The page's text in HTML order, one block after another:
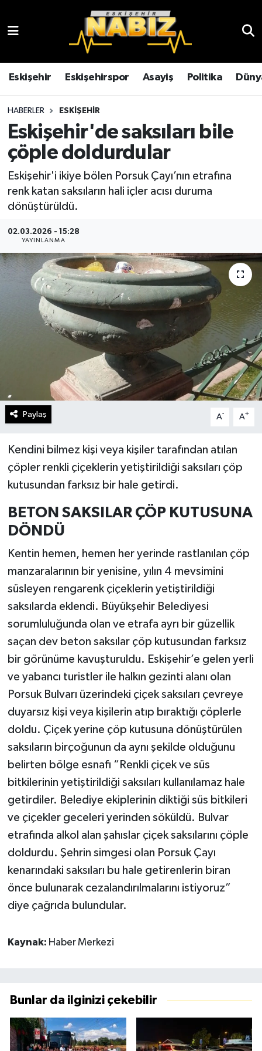
Eskişehir Eskişehirspor Asayiş Politika
HABERLER ESKIŞEHIR
Eskişehir'de saksıları bile
çöple doldurdular
Eskişehir'i ikiye bölen Porsuk Çayı’nın etrafına
renk katan saksıların hali içler acısı duruma
dönüştürüldü.
02.03.2026 - 15:28
YAYINLANMA
Paylaş A- A+
Kendini bilmez kişi veya kişiler tarafından atılan
çöpler renkli çiçeklerin yetiştirildiği saksıları çöp
kutusundan farksız bir hale getirdi.
BETON SAKSILAR ÇÖP KUTUSUNA
DÖNDÜ
Kentin hemen, hemen her yerinde rastlanılan çöp
manzaralarının bir yenisine, yılın 4 mevsimini
süsleyen rengarenk çiçeklerin yetiştirildiği
saksılarda eklendi. Büyükşehir Belediyesi
sorumluluğunda olan ve etrafa ayrı bir güzellik
saçan dev beton saksılar çöp kutusundan farksız
bir görünüme kavuşturuldu. Eskişehir’e gelen yerli
ve yabancı turistler ile halkın gezinti alanı olan
Porsuk Bulvarı üzerindeki çiçek saksıları çevreye
duyarsız kişi veya kişilerin atıp bıraktığı çöplerle
doldu. Çiçek yerine çöp kutusuna dönüştürülen
saksıların birçoğunun da aynı şekilde olduğunu
belirten bölge esnafı “Renkli çiçek ve süs
bitkilerinin yetiştirildiği saksıları kullanılamaz hale
getirdiler. Belediye ekiplerinin diktiği süs bitkileri
ve çiçekler geceleri yerinden söküldü. Bulvar
etrafında alkol alan şahıslar çiçek saksılarını çöple
doldurdu. Şehrin simgesi olan Porsuk Çayı
kenarındaki saksıları bu hale getirenlerin biran
önce bulunarak cezalandırılmalarını istiyoruz”
diye çağrıda bulundular.
Kaynak: Haber Merkezi
Bunlar da ilginizi çekebilir
Çevre
Eğitim
Ekonomi
Eskişehir
Genel
Gündem
Kültür Sanat
Magazin
Politika
Sağlık
Teknoloji
Yurttan
Eskişehir Hava Durumu
Eskişehir Trafik Yoğunluk Haritası
TFF 3.Lig 4.Grup Puan Durumu ve Fikstür
Tüm Manşetler
Son Dakika Haberleri
Haber Arşivi